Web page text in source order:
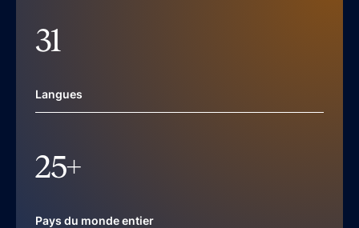
31
Langues
25+
Pays du monde entier